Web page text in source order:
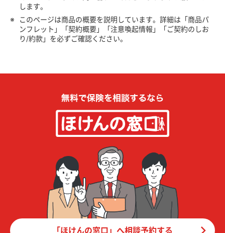
します。
※
このページは商品の概要を説明しています。詳細は「商品パ
ンフレット」「契約概要」「注意喚起情報」「ご契約のしお
り/約款」を必ずご確認ください。
「ほけんの窓口」へ相談予約する